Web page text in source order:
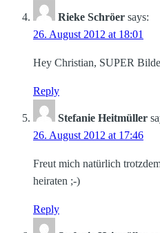
Rieke Schröer says:
26. August 2012 at 18:01
Hey Christian, SUPER
Reply
Stefanie Heitmüller
26. August 2012 at 17:46
Freut mich natürlich
heiraten ;-)
Reply